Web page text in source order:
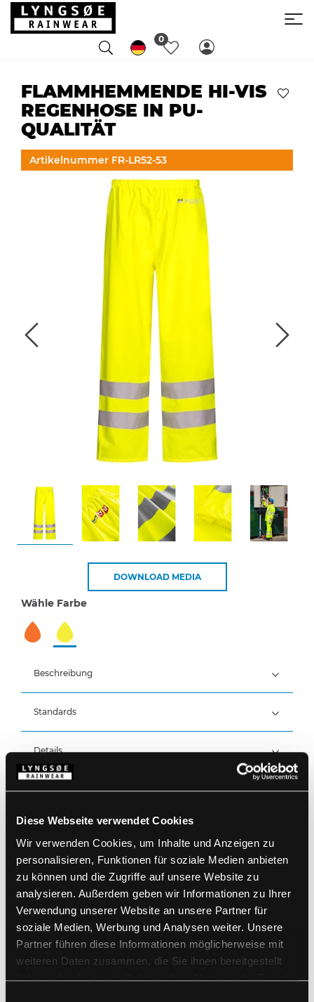
Diese Webseite verwendet Cookies
Wir verwenden Cookies, um Inhalte und Anzeigen zu
personalisieren, Funktionen für soziale Medien anbieten
zu können und die Zugriffe auf unsere Website zu
analysieren. Außerdem geben wir Informationen zu Ihrer
Verwendung unserer Website an unsere Partner für
soziale Medien, Werbung und Analysen weiter. Unsere
Partner führen diese Informationen möglicherweise mit
weiteren Daten zusammen, die Sie ihnen bereitgestellt
haben oder die sie im Rahmen Ihrer Nutzung der Dienste
0
FLAMMHEMMENDE HI-VIS
REGENHOSE IN PU-
QUALITÄT
Artikelnummer FR-LR52-53
DOWNLOAD MEDIA
Wähle Farbe
Beschreibung
100% Polyester, PU-Beschichtung, 210 g/m²
Wind- und wasserdicht
Wasserdicht: >20.000 MM
Standards
Details
Produktdaten
EAN: 5708217012759
Größentabelle
Waschanleitung
Pflegehinweise
Verwenden Sie keine Weichspüler
Zusammen mit ähnlichen Farben waschen
Vergewissern Sie sich, dass der Reißverschluss
PRODUKTBLATT HERUNTERLADEN
FÜR ANDERE SPRACHEN HERUNTERLADEN